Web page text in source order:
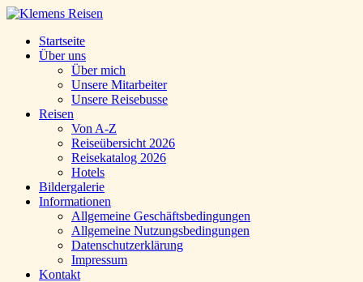
Startseite
Über uns
Über mich
Unsere Mitarbeiter
Unsere Reisebusse
Reisen
Von A-Z
Reiseübersicht 2026
Reisekatalog 2026
Hotels
Bildergalerie
Informationen
Allgemeine Geschäftsbedingungen
Allgemeine Nutzungsbedingungen
Datenschutzerklärung
Impressum
Kontakt